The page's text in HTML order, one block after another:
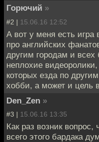
Горючий »
#2 | 15.06.16 12:52
А вот у меня есть
про английских
другим городам и
неплохие
которых езда по
хобби, а может и цель
Den_Zen »
#3 | 15.06.16 13:35
Как раз возник
всего этого бардака